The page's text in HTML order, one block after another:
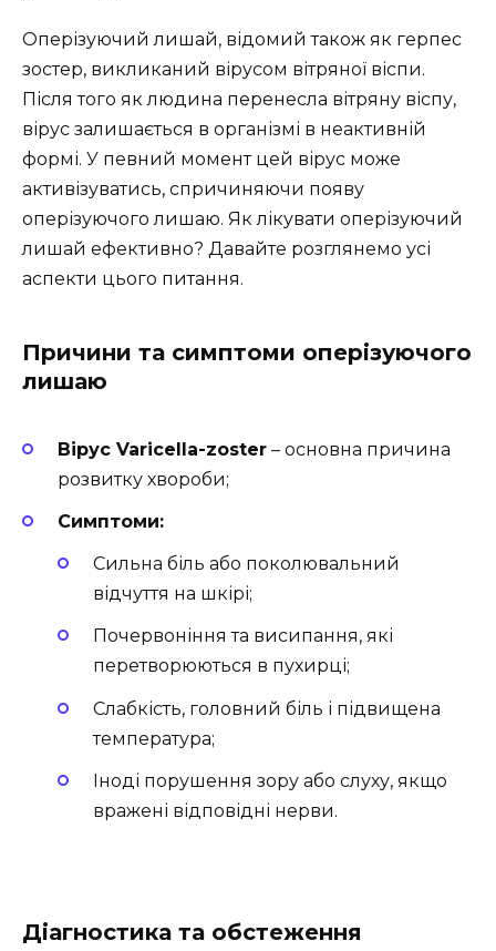
Оперізуючий лишай, відомий також як герпес
зостер, викликаний вірусом вітряної віспи.
Після того як людина перенесла вітряну віспу,
вірус залишається в організмі в неактивній
формі. У певний момент цей вірус може
активізуватись, спричиняючи появу
оперізуючого лишаю. Як лікувати оперізуючий
лишай ефективно? Давайте розглянемо усі
аспекти цього питання.
Причини та симптоми оперізуючого
лишаю
Вірус Varicella-zoster – основна причина
розвитку хвороби;
Симптоми:
Сильна біль або поколювальний
відчуття на шкірі;
Почервоніння та висипання, які
перетворюються в пухирці;
Слабкість, головний біль і підвищена
температура;
Іноді порушення зору або слуху, якщо
вражені відповідні нерви.
Діагностика та обстеження